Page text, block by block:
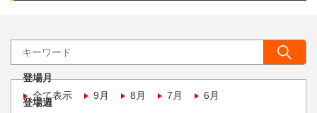
登場月
全て表示
9月 8月 7月 6月
登場週